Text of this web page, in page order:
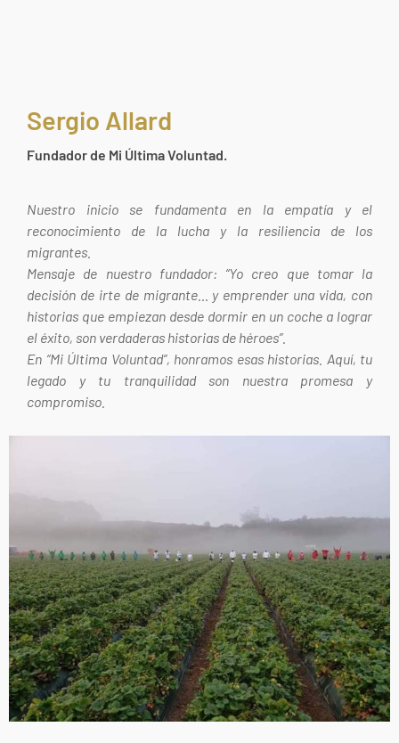
Sergio Allard
Fundador de Mi Última Voluntad.
Nuestro inicio se fundamenta en la empatía y el
reconocimiento de la lucha y la resiliencia de los
migrantes.
Mensaje de nuestro fundador: “Yo creo que tomar la
decisión de irte de migrante… y emprender una vida, con
historias que empiezan desde dormir en un coche a lograr
el éxito, son verdaderas historias de héroes”.
En “Mi Última Voluntad”, honramos esas historias. Aquí, tu
legado y tu tranquilidad son nuestra promesa y
compromiso.